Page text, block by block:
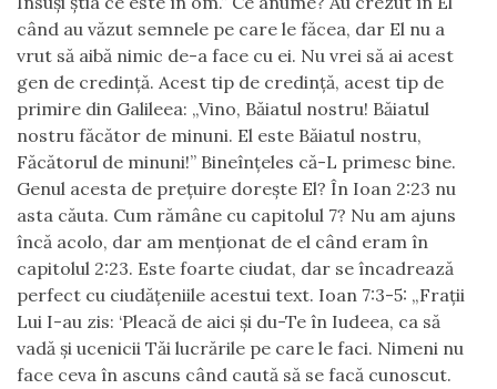
când au văzut semnele pe care le făcea, dar El nu a
vrut să aibă nimic de-a face cu ei. Nu vrei să ai acest
gen de credinţă. Acest tip de credinţă, acest tip de
primire din Galileea: „Vino, Băiatul nostru! Băiatul
nostru făcător de minuni. El este Băiatul nostru,
Făcătorul de minuni!” Bineînţeles că-L primesc bine.
Genul acesta de preţuire doreşte El? În Ioan 2:23 nu
asta căuta. Cum rămâne cu capitolul 7? Nu am ajuns
încă acolo, dar am menţionat de el când eram în
capitolul 2:23. Este foarte ciudat, dar se încadrează
perfect cu ciudăţeniile acestui text. Ioan 7:3-5: „Fraţii
Lui I-au zis: ‘Pleacă de aici şi du-Te în Iudeea, ca să
vadă şi ucenicii Tăi lucrările pe care le faci. Nimeni nu
face ceva în ascuns când caută să se facă cunoscut.